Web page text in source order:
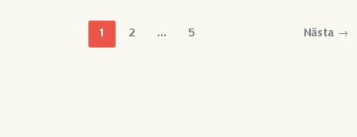
1 2 ... 5 Nästa →